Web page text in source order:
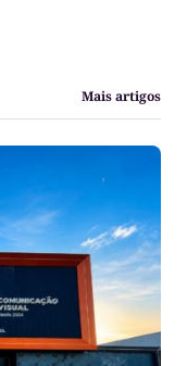
Mais artigos